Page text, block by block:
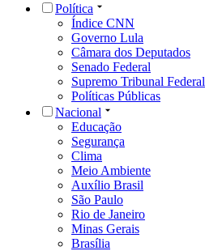
Política
Índice CNN
Governo Lula
Câmara dos Deputados
Senado Federal
Supremo Tribunal Federal
Políticas Públicas
Nacional
Educação
Segurança
Clima
Meio Ambiente
Auxílio Brasil
São Paulo
Rio de Janeiro
Minas Gerais
Brasília